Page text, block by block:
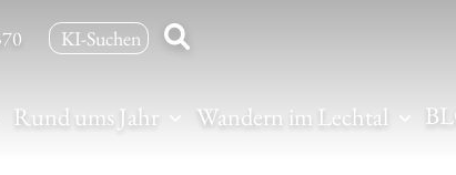
Rund ums Jahr Wandern im Lechtal